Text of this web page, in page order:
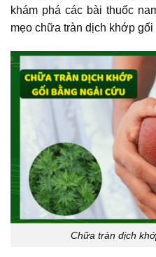
khám phá các bài thuốc
mẹo chữa tràn dịch khớp gối
Chữa tràn dịch